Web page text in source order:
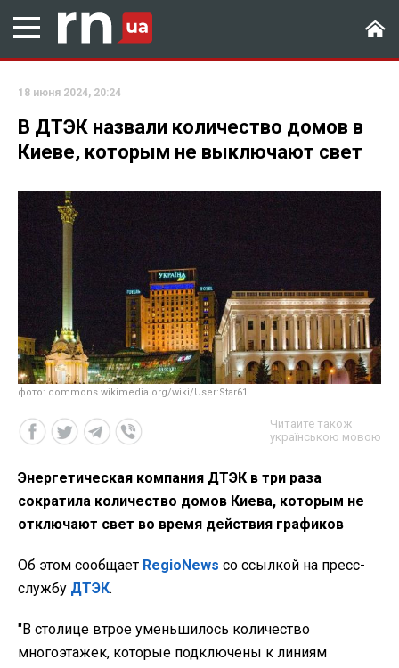
18 июня 2024, 20:24
В ДТЭК назвали количество домов в
Киеве, которым не выключают свет
фото: commons.wikimedia.org/wiki/User:Star61
Читайте також
українською мовою
Энергетическая компания ДТЭК в три раза
сократила количество домов Киева, которым не
отключают свет во время действия графиков
Об этом сообщает RegioNews со ссылкой на пресс-
службу ДТЭК.
"В столице втрое уменьшилось количество
многоэтажек, которые подключены к линиям